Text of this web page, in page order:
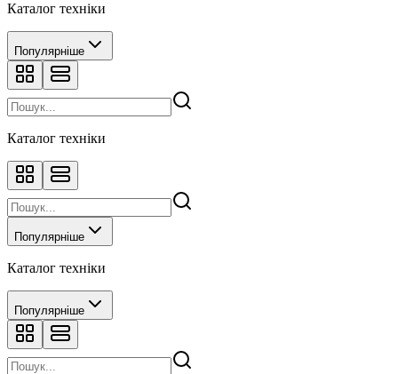
Каталог техніки
Популярніше
Каталог техніки
Популярніше
Каталог техніки
Популярніше